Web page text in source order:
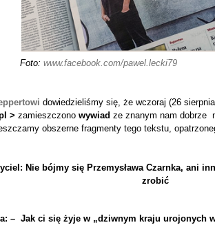
Foto: www.facebook.com/pawel.lecki79
dowiedzieliśmy się, że wczoraj (26
> zamieszczono wywiad ze znanym nam dobrze
obszerne fragmenty tego tekstu,
Nie bójmy się Przemysława Czarnka, ani
zrobić
– Jak ci się żyje w „dziwnym kraju urojonych